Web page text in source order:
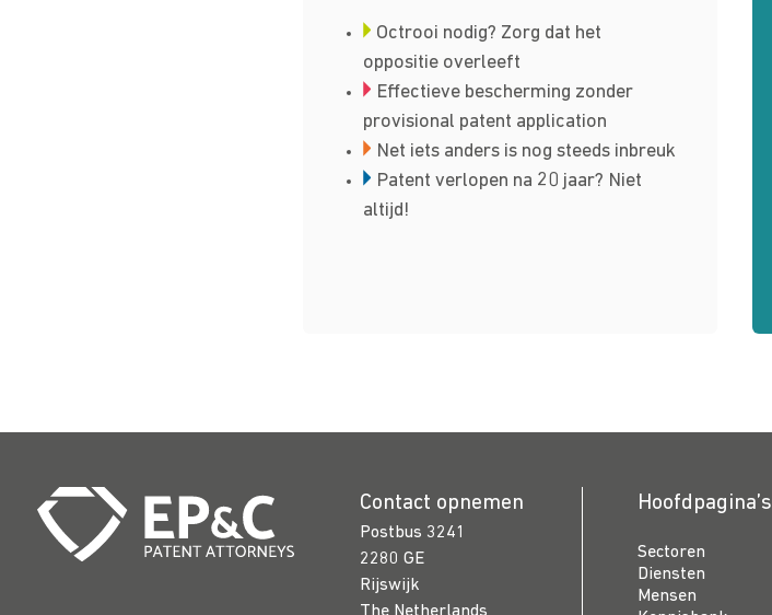
Octrooi nodig? Zorg dat het
oppositie overleeft
Effectieve bescherming zonder
provisional patent application
Net iets anders is nog steeds inbreuk
Patent verlopen na 20 jaar? Niet
altijd!
Contact opnemen
Postbus 3241
2280 GE
Rijswijk
Hoofdpagina’s
Sectoren
Diensten
Mensen